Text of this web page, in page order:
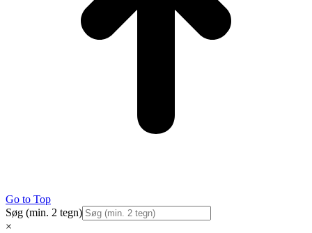
Go to Top
Søg (min. 2 tegn)
×